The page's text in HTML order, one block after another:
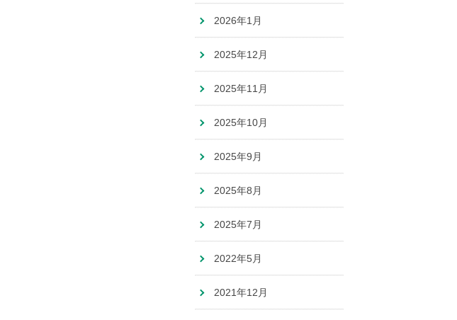
2026年1月
2025年12月
2025年11月
2025年10月
2025年9月
2025年8月
2025年7月
2022年5月
2021年12月